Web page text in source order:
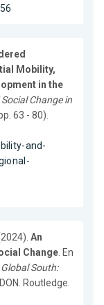
Mobility,
in the
Change in
63 - 80).
and-
An
Change. En
South:
Routledge.